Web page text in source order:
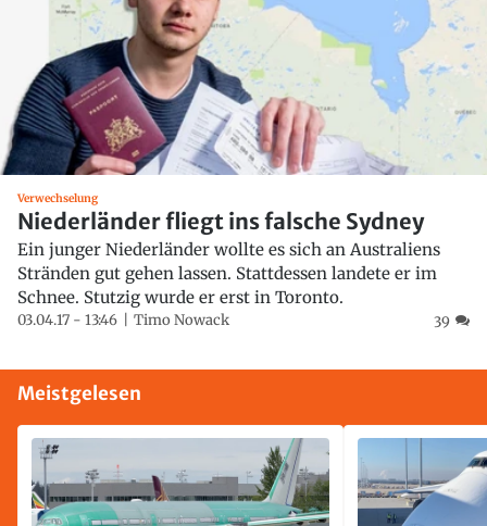
Verwechselung
Niederländer fliegt ins falsche Sydney
Ein junger Niederländer wollte es sich an Australiens
Stränden gut gehen lassen. Stattdessen landete er im
Schnee. Stutzig wurde er erst in Toronto.
03.04.17 - 13:46 Timo Nowack 39
Meistgelesen